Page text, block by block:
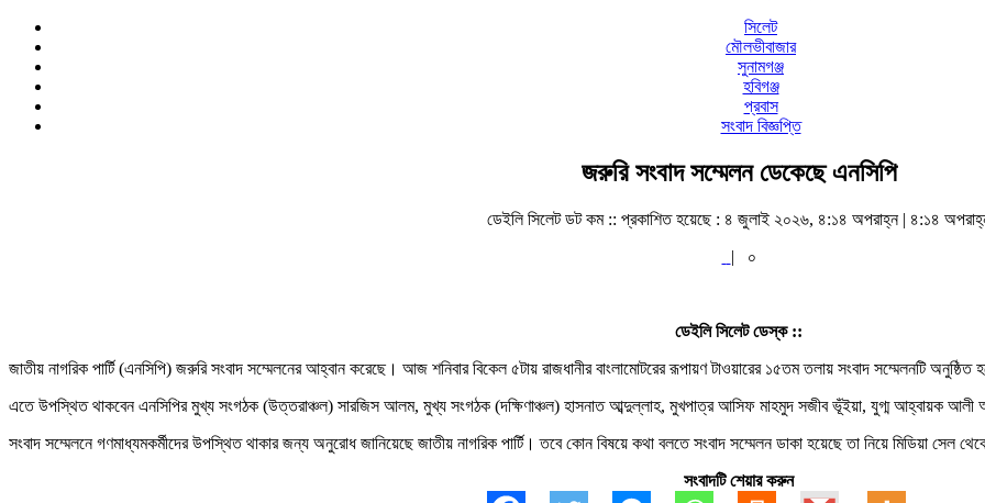
সিলেট
মৌলভীবাজার
সুনামগঞ্জ
হবিগঞ্জ
প্রবাস
সংবাদ বিজ্ঞপ্তি
জরুরি সংবাদ সম্মেলন ডেকেছে এনসিপি
ডেইলি সিলেট ডট কম :: প্রকাশিত হয়েছে : ৪ জুলাই ২০২৬, ৪:১৪ অপরাহ্ন | ৪:১৪
|
০
ডেইলি সিলেট ডেস্ক ::
জাতীয় নাগরিক পার্টি (এনসিপি) জরুরি সংবাদ সম্মেলনের আহ্বান করেছে। আজ শনিবার বিকেল ৫টায় রাজধানীর বাংলামোটরের রূপায়ণ টাওয়ারের ১৫তম তলায় সংবাদ সম্মেলনটি অনুষ্ঠিত
এতে উপস্থিত থাকবেন এনসিপির মুখ্য সংগঠক (উত্তরাঞ্চল) সারজিস আলম, মুখ্য সংগঠক (দক্ষিণাঞ্চল) হাসনাত আব্দুল্লাহ, মুখপাত্র আসিফ মাহমুদ সজীব ভূঁইয়া, যুগ্ম আহ্বায়ক আলী
সংবাদ সম্মেলনে গণমাধ্যমকর্মীদের উপস্থিত থাকার জন্য অনুরোধ জানিয়েছে জাতীয় নাগরিক পার্টি। তবে কোন বিষয়ে কথা বলতে সংবাদ সম্মেলন ডাকা হয়েছে তা নিয়ে মিডিয়া সেল
সংবাদটি শেয়ার করুন